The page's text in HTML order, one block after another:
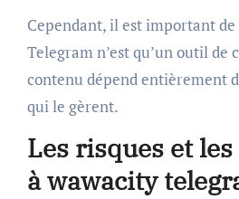
Cependant, il est important
Telegram n’est qu’un outil de
contenu dépend entièrement
qui le gèrent.
Les risques et
à wawacity